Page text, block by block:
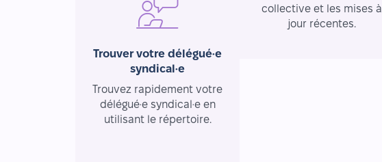
Trouver votre délégué·e
syndical·e
Trouvez rapidement votre
délégué·e syndical·e en
utilisant le répertoire.
collective et les mises à
jour récentes.